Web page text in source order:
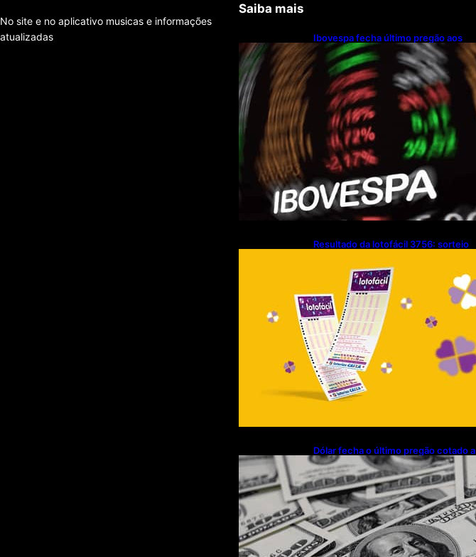
No site e no aplicativo musicas e informações
atualizadas
Saiba mais
Ibovespa fecha último pregão aos
172.494 pontos
Resultado da lotofácil 3756: sorteio
Dólar fecha o último pregão cotado a
R$ 5,08